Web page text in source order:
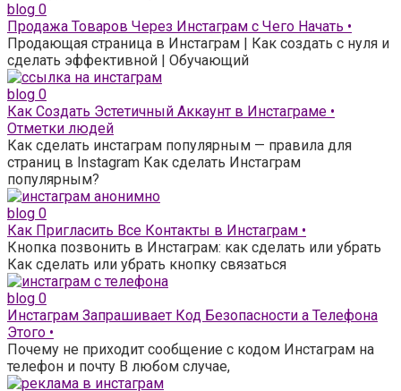
blog 0
Продажа Товаров Через Инстаграм с Чего Начать •
Продающая страница в Инстаграм | Как создать с нуля и
сделать эффективной | Обучающий
blog 0
Как Создать Эстетичный Аккаунт в Инстаграме •
Отметки людей
Как сделать инстаграм популярным — правила для
страниц в Instagram Как сделать Инстаграм
популярным?
blog 0
Как Пригласить Все Контакты в Инстаграм •
Кнопка позвонить в Инстаграм: как сделать или убрать
Как сделать или убрать кнопку связаться
blog 0
Инстаграм Запрашивает Код Безопасности а Телефона
Этого •
Почему не приходит сообщение с кодом Инстаграм на
телефон и почту В любом случае,